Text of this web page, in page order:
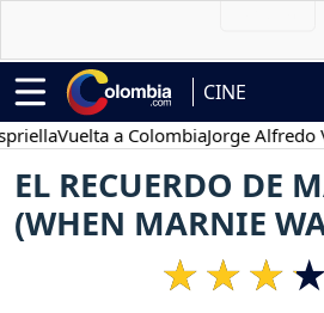
CINE
Vuelta a ColombiaJorge Alfredo
EL RECUERDO DE
(WHEN MARNIE